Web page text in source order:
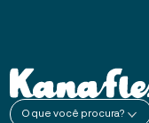
O que você procura?